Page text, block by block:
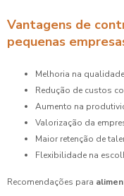
Vantagens de
pequenas
Melhoria na
Redução de custos
Aumento na
Valorização da
Maior retenção de
Flexibilidade na
Recomendações para